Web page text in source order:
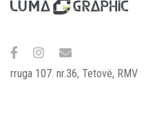
rruga 107. nr.36, Tetovë, RMV